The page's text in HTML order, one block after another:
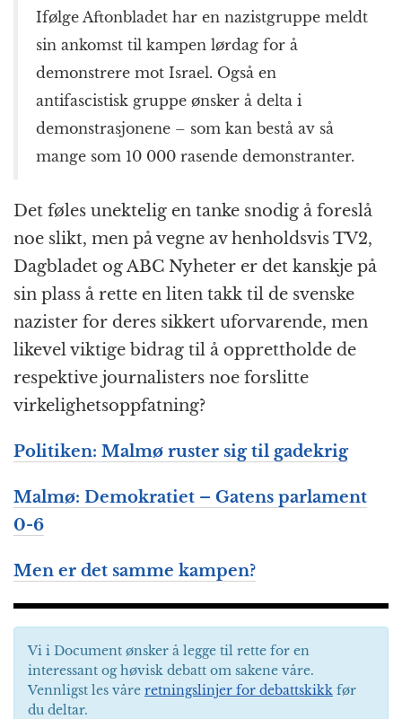
Ifølge Aftonbladet har en nazistgruppe meldt
sin ankomst til kampen lørdag for å
demonstrere mot Israel. Også en
antifascistisk gruppe ønsker å delta i
demonstrasjonene – som kan bestå av så
mange som 10 000 rasende demonstranter.
Det føles unektelig en tanke snodig å foreslå
noe slikt, men på vegne av henholdsvis TV2,
Dagbladet og ABC Nyheter er det kanskje på
sin plass å rette en liten takk til de svenske
nazister for deres sikkert uforvarende, men
likevel viktige bidrag til å opprettholde de
respektive journalisters noe forslitte
virkelighetsoppfatning?
Politiken: Malmø ruster sig til gadekrig
Malmø: Demokratiet – Gatens parlament
0-6
Men er det samme kampen?
Vi i Document ønsker å legge til rette for en
interessant og høvisk debatt om sakene våre.
Vennligst les våre retningslinjer for debattskikk før
du deltar.